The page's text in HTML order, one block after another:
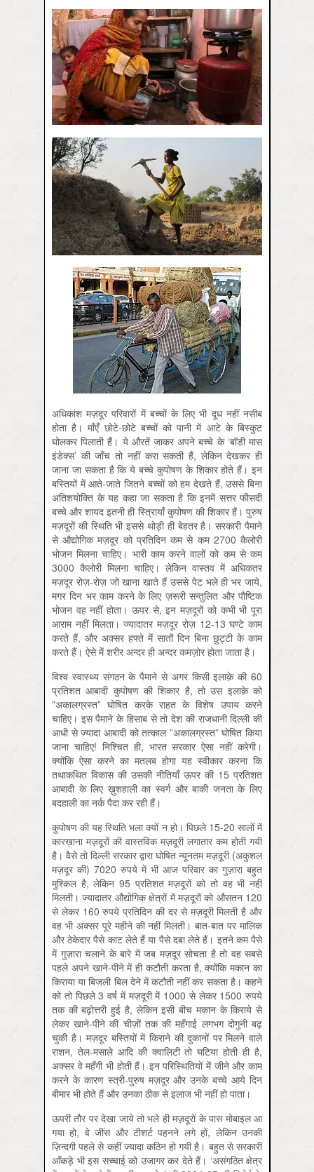
अधिकांश मज़दूर परिवारों में बच्चों के लिए भी दूध नहीं नसीब
होता है। माँएँ छोटे-छोटे बच्चों को पानी में आटे के बिस्कुट
घोलकर पिलाती हैं। ये औरतें जाकर अपने बच्चे के ‘बॉडी मास
इंडेक्स’ की जाँच तो नहीं करा सकती हैं, लेकिन देखकर ही
जाना जा सकता है कि ये बच्चे कुपोषण के शिकार होते हैं। इन
बस्तियों में आते-जाते जितने बच्चों को हम देखते हैं, उससे बिना
अतिशयोक्ति के यह कहा जा सकता है कि इनमें सत्तर फीसदी
बच्चे और शायद इतनी ही स्त्रिायाँ कुपोषण की शिकार हैं। पुरुष
मज़दूरों की स्थिति भी इससे थोड़ी ही बेहतर है। सरकारी पैमाने
से औद्योगिक मज़दूर को प्रतिदिन कम से कम 2700 कैलोरी
भोजन मिलना चाहिए। भारी काम करने वालों को कम से कम
3000 कैलोरी मिलना चाहिए। लेकिन वास्तव में अधिकतर
मज़दूर रोज़-रोज़ जो खाना खाते हैं उससे पेट भले ही भर जाये,
मगर दिन भर काम करने के लिए ज़रूरी सन्तुलित और पौष्टिक
भोजन वह नहीं होता। ऊपर से, इन मज़दूरों को कभी भी पूरा
आराम नहीं मिलता। ज्यादातर मज़दूर रोज़ 12-13 घण्टे काम
करते हैं, और अक्सर हफ्ते में सातों दिन बिना छुट्टी के काम
करते हैं। ऐसे में शरीर अन्दर ही अन्दर कमज़ोर होता जाता है।
विश्व स्वास्थ्य संगठन के पैमाने से अगर किसी इलाक़े की 60
प्रतिशत आबादी कुपोषण की शिकार है, तो उस इलाक़े को
”अकालग्रस्त” घोषित करके राहत के विशेष उपाय करने
चाहिए। इस पैमाने के हिसाब से तो देश की राजधानी दिल्ली की
आधी से ज्यादा आबादी को तत्काल ”अकालग्रस्त” घोषित किया
जाना चाहिए! निश्चित ही, भारत सरकार ऐसा नहीं करेगी।
क्योंकि ऐसा करने का मतलब होगा यह स्वीकार करना कि
तथाकथित विकास की उसकी नीतियाँ ऊपर की 15 प्रतिशत
आबादी के लिए ख़ुशहाली का स्वर्ग और बाकी जनता के लिए
बदहाली का नर्क पैदा कर रही हैं।
कुपोषण की यह स्थिति भला क्यों न हो। पिछले 15-20 सालों में
कारख़ाना मज़दूरों की वास्तविक मज़दूरी लगातार कम होती गयी
है। वैसे तो दिल्ली सरकार द्वारा घोषित न्यूनतम मज़दूरी (अकुशल
मज़दूर की) 7020 रुपये में भी आज परिवार का गुज़ारा बहुत
मुश्किल है, लेकिन 95 प्रतिशत मज़दूरों को तो वह भी नहीं
मिलती। ज्यादातर औद्योगिक क्षेत्रों में मज़दूरों को औसतन 120
से लेकर 160 रुपये प्रतिदिन की दर से मज़दूरी मिलती है और
वह भी अक्सर पूरे महीने की नहीं मिलती। बात-बात पर मालिक
और ठेकेदार पैसे काट लेते हैं या पैसे दबा लेते हैं। इतने कम पैसे
में गुज़ारा चलाने के बारे में जब मज़दूर सोचता है तो वह सबसे
पहले अपने खाने-पीने में ही कटौती करता है, क्योंकि मकान का
किराया या बिजली बिल देने में कटौती नहीं कर सकता है। कहने
को तो पिछले 3 वर्ष में मज़दूरी में 1000 से लेकर 1500 रुपये
तक की बढ़ोत्तरी हुई है, लेकिन इसी बीच मकान के किराये से
लेकर खाने-पीने की चीज़ों तक की महँगाई लगभग दोगुनी बढ़
चुकी है। मज़दूर बस्तियों में किराने की दुकानों पर मिलने वाले
राशन, तेल-मसाले आदि की क्वालिटी तो घटिया होती ही है,
अक्सर वे महँगी भी होती हैं। इन परिस्थितियों में जीने और काम
करने के कारण स्त्री-पुरुष मज़दूर और उनके बच्चे आये दिन
बीमार भी होते हैं और उनका ठीक से इलाज भी नहीं हो पाता।
ऊपरी तौर पर देखा जाये तो भले ही मज़दूरों के पास मोबाइल आ
गया हो, वे जींस और टीशर्ट पहनने लगे हों, लेकिन उनकी
ज़िन्दगी पहले से कहीं ज्यादा कठिन हो गयी है। बहुत से सरकारी
आँकड़े भी इस सच्चाई को उजागर कर देते हैं। ‘असंगठित क्षेत्र